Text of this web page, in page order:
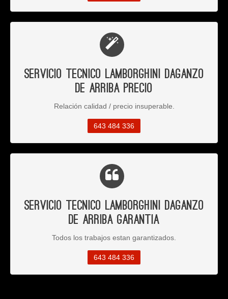
Servicio Tecnico Lamborghini Daganzo
de Arriba Precio
Relación calidad / precio insuperable.
643 484 336
Servicio Tecnico Lamborghini Daganzo
de Arriba Garantia
Todos los trabajos estan garantizados.
643 484 336